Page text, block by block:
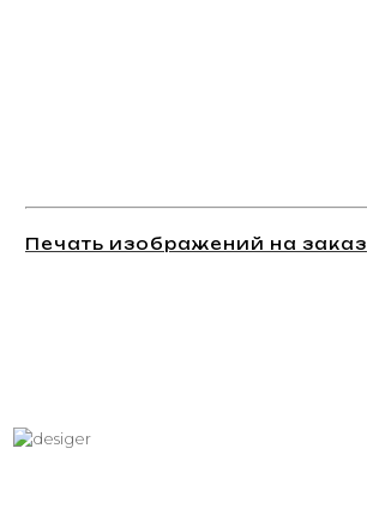
Печать изображений на заказ